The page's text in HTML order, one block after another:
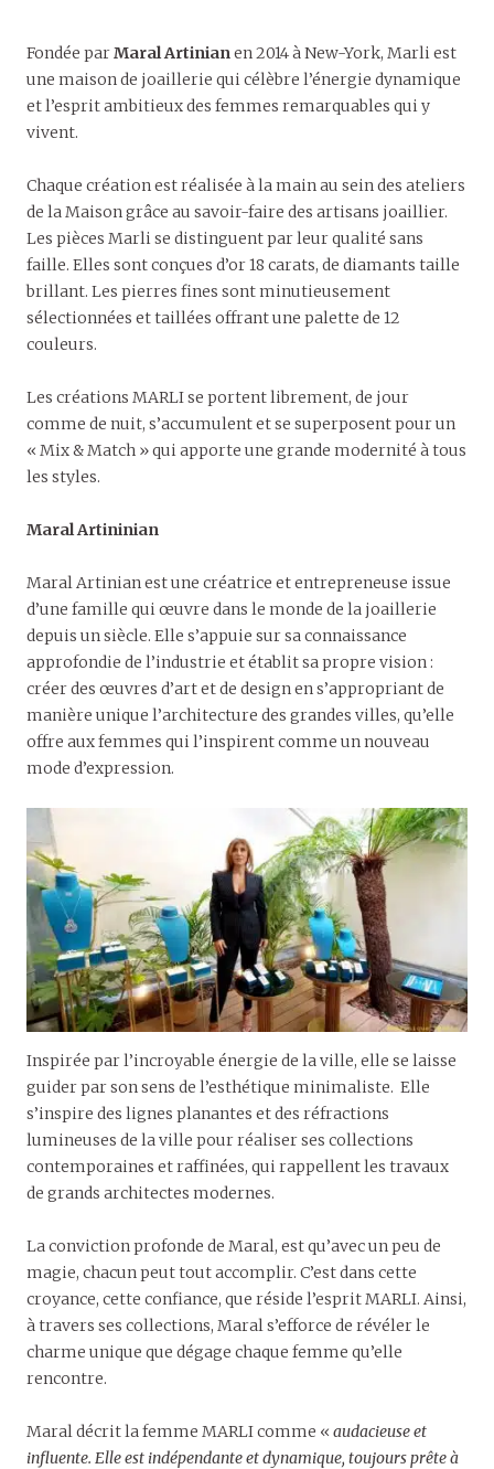
Fondée parMaral Artinianen 2014 à New-York, Marli est
une maison de joaillerie qui célèbre l’énergie dynamique
et l’esprit ambitieux des femmes remarquables qui y
vivent.
Chaque création est réalisée à la main au sein des ateliers
de la Maison grâce au savoir-faire des artisans joaillier.
Les pièces Marli se distinguent par leur qualité sans
faille. Elles sont conçues d’or 18 carats, de diamants taille
brillant. Les pierres fines sont minutieusement
sélectionnées et taillées offrant une palette de 12
couleurs.
Les créations MARLI se portent librement, de jour
comme de nuit, s’accumulent et se superposent pour un
« Mix & Match » qui apporte une grande modernité à tous
les styles.
Maral Artininian
Maral Artinian est une créatrice et entrepreneuse issue
d’une famille qui œuvre dans le monde de la joaillerie
depuis un siècle. Elle s’appuie sur sa connaissance
approfondie de l’industrie et établit sa propre vision :
créer des œuvres d’art et de design en s’appropriant de
manière unique l’architecture des grandes villes, qu’elle
offre aux femmes qui l’inspirent comme un nouveau
mode d’expression.
Inspirée par l’incroyable énergie de la ville, elle se laisse
guider par son sens de l’esthétique minimaliste. Elle
s’inspire des lignes planantes et des réfractions
lumineuses de la ville pour réaliser ses collections
contemporaines et raffinées, qui rappellent les travaux
de grands architectes modernes.
La conviction profonde de Maral, est qu’avec un peu de
magie, chacun peut tout accomplir. C’est dans cette
croyance, cette confiance, que réside l’esprit MARLI. Ainsi,
à travers ses collections, Maral s’efforce de révéler le
charme unique que dégage chaque femme qu’elle
rencontre.
Maral décrit la femme MARLI comme « audacieuse et
influente. Elle est indépendante et dynamique, toujours prête à